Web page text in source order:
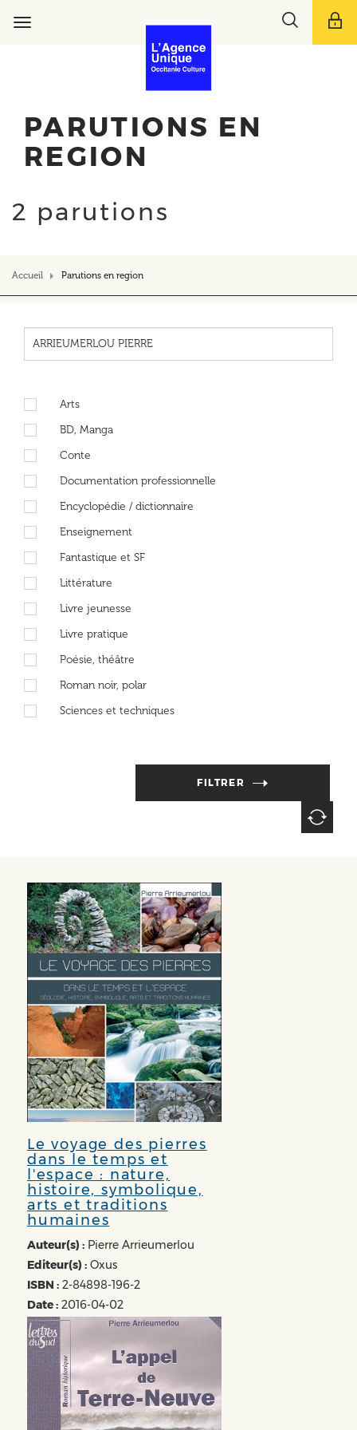
Toggle
PARUTIONS EN
REGION
2 parutions
Accueil Parutions en region
Arts
BD, Manga
Conte
Documentation professionnelle
Encyclopédie / dictionnaire
Enseignement
Fantastique et SF
Littérature
Livre jeunesse
Livre pratique
Poésie, théâtre
Roman noir, polar
Sciences et techniques
FILTRER
Le voyage des pierres
dans le temps et
l'espace : nature,
histoire, symbolique,
arts et traditions
humaines
Auteur(s) : Pierre Arrieumerlou
Editeur(s) : Oxus
ISBN : 2-84898-196-2
Date : 2016-04-02